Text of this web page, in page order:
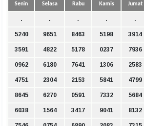
Senin Selasa Rabu Kamis Jumat
. . . . .
5240 9651 8463 5198 3914
3591 4822 5178 0237 7936
0962 6180 7641 1306 2583
4751 2304 2153 5841 4799
8645 6270 0591 7332 5684
6038 1564 3417 9041 8132